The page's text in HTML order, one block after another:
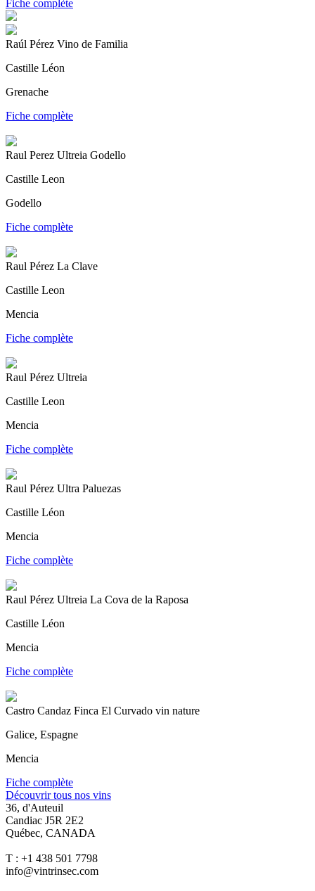
Fiche complète
Raúl Pérez Vino de Familia
Castille Léon
Grenache
Fiche complète
Raul Perez Ultreia Godello
Castille Leon
Godello
Fiche complète
Raul Pérez La Clave
Castille Leon
Mencia
Fiche complète
Raul Pérez Ultreia
Castille Leon
Mencia
Fiche complète
Raul Pérez Ultra Paluezas
Castille Léon
Mencia
Fiche complète
Raul Pérez Ultreia La Cova de la Raposa
Castille Léon
Mencia
Fiche complète
Castro Candaz Finca El Curvado vin nature
Galice, Espagne
Mencia
Fiche complète
Découvrir tous nos vins
36, d'Auteuil
Candiac J5R 2E2
Québec, CANADA
T : +1 438 501 7798
info@vintrinsec.com